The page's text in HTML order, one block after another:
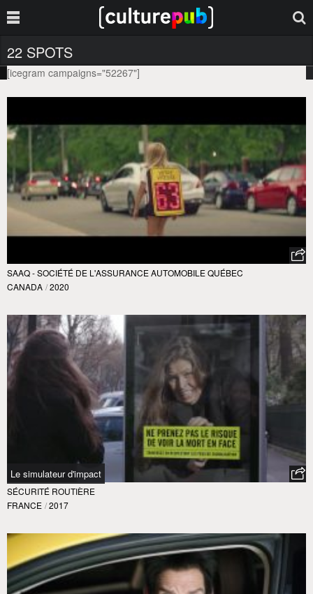
22 SPOTS
[icegram campaigns="52267"]
SAAQ - SOCIÉTÉ DE L'ASSURANCE AUTOMOBILE QUÉBEC
CANADA / 2020
Le simulateur d'impact
SÉCURITÉ ROUTIÈRE
FRANCE / 2017